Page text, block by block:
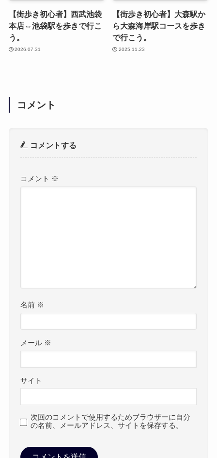
【街歩き初心者】西武池袋
本店⇔池袋駅を歩きで行こ
う。
2026.07.31
【街歩き初心者】大森駅か
ら大森海岸駅コースを歩き
で行こう。
2025.11.23
コメント
コメントする
コメント ※
名前 ※
メール ※
サイト
次回のコメントで使用するためブラウザーに自分
の名前、メールアドレス、サイトを保存する。